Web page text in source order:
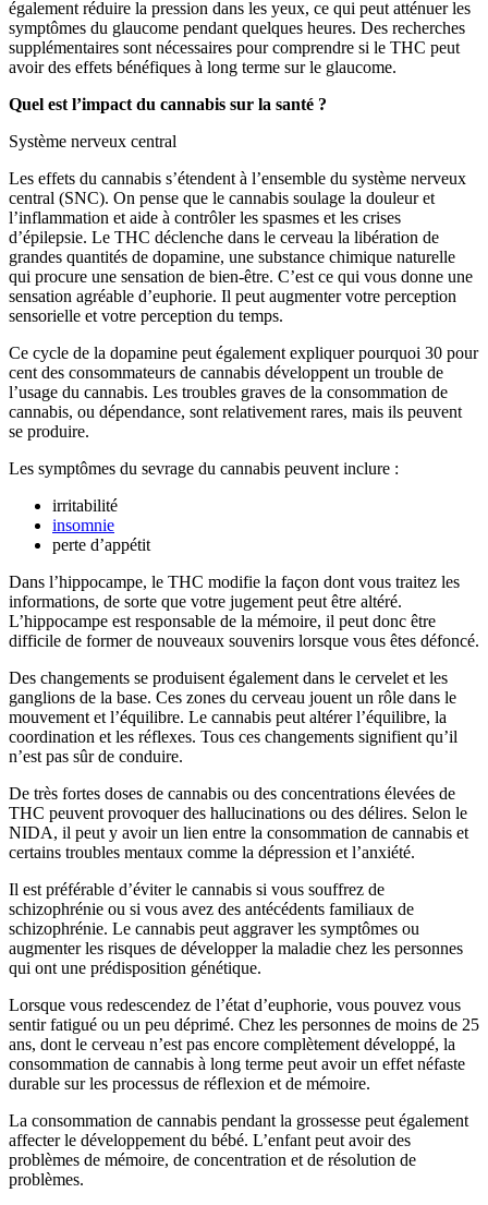
également réduire la pression dans les yeux, ce qui peut atténuer les
symptômes du glaucome pendant quelques heures. Des recherches
supplémentaires sont nécessaires pour comprendre si le THC peut
avoir des effets bénéfiques à long terme sur le glaucome.
Quel est l’impact du cannabis sur la santé ?
Système nerveux central
Les effets du cannabis s’étendent à l’ensemble du système nerveux
central (SNC). On pense que le cannabis soulage la douleur et
l’inflammation et aide à contrôler les spasmes et les crises
d’épilepsie. Le THC déclenche dans le cerveau la libération de
grandes quantités de dopamine, une substance chimique naturelle
qui procure une sensation de bien-être. C’est ce qui vous donne une
sensation agréable d’euphorie. Il peut augmenter votre perception
sensorielle et votre perception du temps.
Ce cycle de la dopamine peut également expliquer pourquoi 30 pour
cent des consommateurs de cannabis développent un trouble de
l’usage du cannabis. Les troubles graves de la consommation de
cannabis, ou dépendance, sont relativement rares, mais ils peuvent
se produire.
Les symptômes du sevrage du cannabis peuvent inclure :
irritabilité
insomnie
perte d’appétit
Dans l’hippocampe, le THC modifie la façon dont vous traitez les
informations, de sorte que votre jugement peut être altéré.
L’hippocampe est responsable de la mémoire, il peut donc être
difficile de former de nouveaux souvenirs lorsque vous êtes défoncé.
Des changements se produisent également dans le cervelet et les
ganglions de la base. Ces zones du cerveau jouent un rôle dans le
mouvement et l’équilibre. Le cannabis peut altérer l’équilibre, la
coordination et les réflexes. Tous ces changements signifient qu’il
n’est pas sûr de conduire.
De très fortes doses de cannabis ou des concentrations élevées de
THC peuvent provoquer des hallucinations ou des délires. Selon le
NIDA, il peut y avoir un lien entre la consommation de cannabis et
certains troubles mentaux comme la dépression et l’anxiété.
Il est préférable d’éviter le cannabis si vous souffrez de
schizophrénie ou si vous avez des antécédents familiaux de
schizophrénie. Le cannabis peut aggraver les symptômes ou
augmenter les risques de développer la maladie chez les personnes
qui ont une prédisposition génétique.
Lorsque vous redescendez de l’état d’euphorie, vous pouvez vous
sentir fatigué ou un peu déprimé. Chez les personnes de moins de 25
ans, dont le cerveau n’est pas encore complètement développé, la
consommation de cannabis à long terme peut avoir un effet néfaste
durable sur les processus de réflexion et de mémoire.
La consommation de cannabis pendant la grossesse peut également
affecter le développement du bébé. L’enfant peut avoir des
problèmes de mémoire, de concentration et de résolution de
problèmes.